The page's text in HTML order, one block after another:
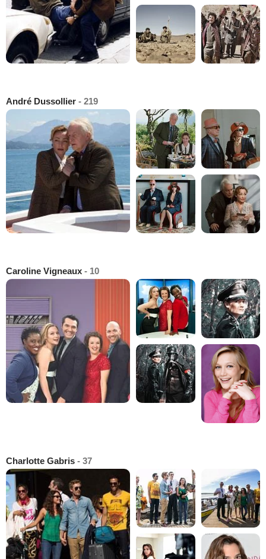
André Dussollier - 219
Caroline Vigneaux - 10
Charlotte Gabris - 37